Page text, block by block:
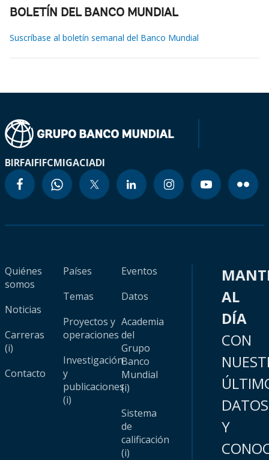
BOLETÍN DEL BANCO MUNDIAL
Suscríbase al boletín semanal del Banco Mundial
BIRFAIFIFCMIGACIADI
Quiénes
somos
Noticias
Carreras
(i)
Contacto
Países
Temas
Proyectos y
operaciones
Investigación
y
publicaciones
(i)
Eventos
Datos
Academia
del
Grupo
Banco
Mundial
(i)
Sistema
de
calificación
(i)
AL
DÍA
CON
DATOS
Y